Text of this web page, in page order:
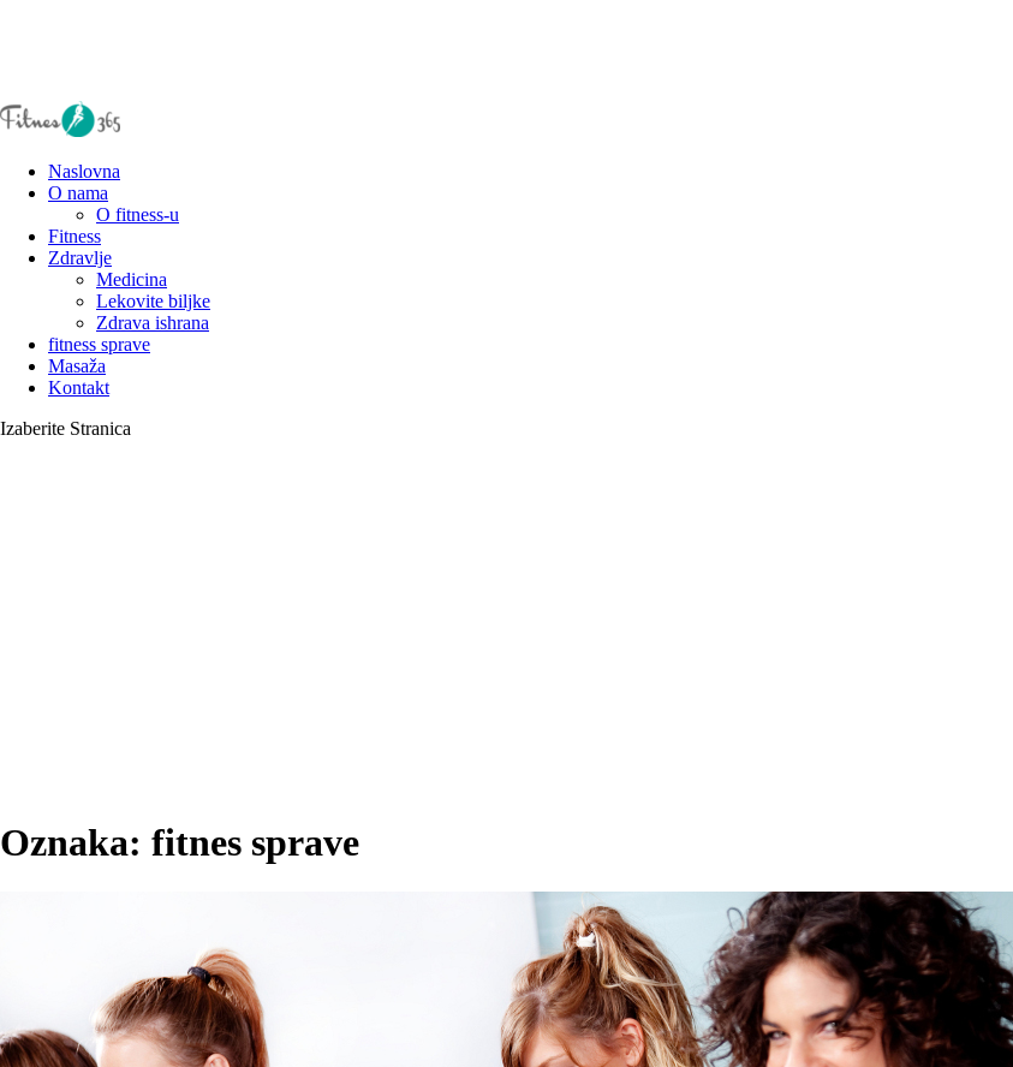
Naslovna
O nama
O fitness-u
Fitness
Zdravlje
Medicina
Lekovite biljke
Zdrava ishrana
fitness sprave
Masaža
Kontakt
Izaberite Stranica
Oznaka: fitnes sprave